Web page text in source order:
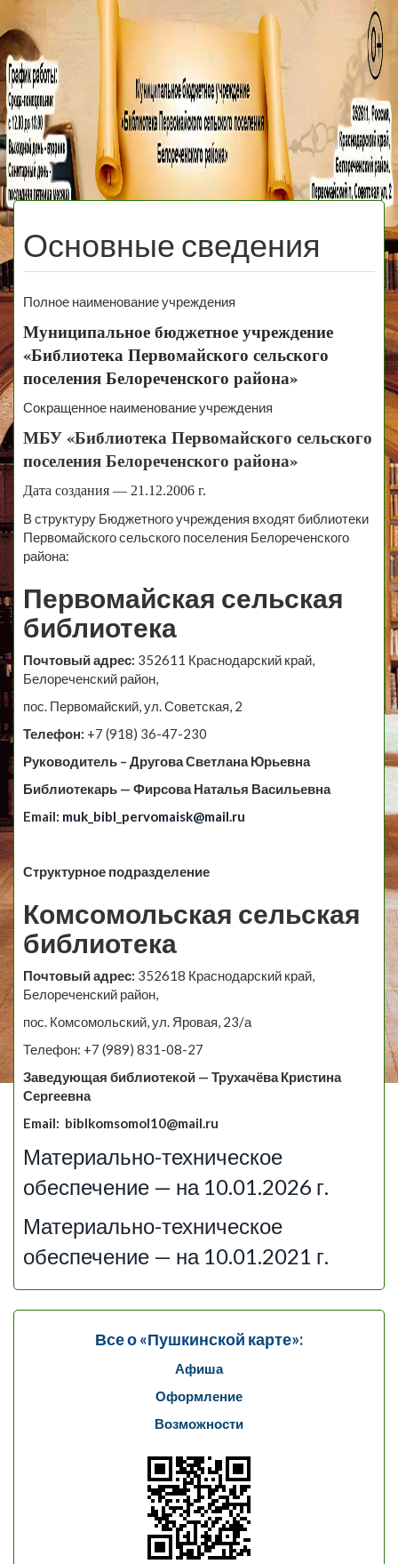
МБУ Библиотека
Первомайского
Сельского
Поселения
Основные сведения
Полное наименование учреждения
Муниципальное бюджетное учреждение
«Библиотека Первомайского сельского
поселения Белореченского района»
Сокращенное наименование учреждения
МБУ «Библиотека Первомайского сельского
поселения Белореченского района»
Дата создания — 21.12.2006 г.
В структуру Бюджетного учреждения входят библиотеки
Первомайского сельского поселения Белореченского
района:
Первомайская сельская
библиотека
Почтовый адрес: 352611 Краснодарский край,
Белореченский район,
пос. Первомайский, ул. Советская, 2
Телефон: +7 (918) 36-47-230
Руководитель – Другова Светлана Юрьевна
Библиотекарь — Фирсова Наталья Васильевна
Email: muk_bibl_pervomaisk@mail ru
Структурное подразделение
Комсомольская сельская
библиотека
Почтовый адрес: 352618 Краснодарский край,
Белореченский район,
пос. Комсомольский, ул. Яровая, 23/а
Телефон: +7 (989) 831-08-27
Заведующая библиотекой — Трухачёва Кристина
Сергеевна
Email: biblkomsomol10@mail.ru
Материально-техническое
обеспечение — на 10.01.2026 г.
Материально-техническое
обеспечение — на 10.01.2021 г.
Все о «Пушкинской карте»:
Афиша
Оформление
Возможности